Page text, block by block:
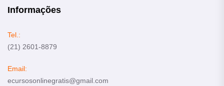
Informações
Tel.:
(21) 2601-8879
Email:
ecursosonlinegratis@gmail.com